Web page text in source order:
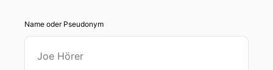
Name oder Pseudonym